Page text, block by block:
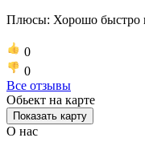
Плюсы: Хорошо быстро
0
0
Все отзывы
Обьект на карте
Показать карту
О нас